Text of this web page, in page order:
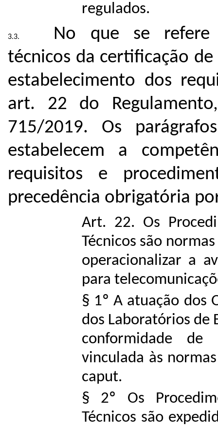
regulados.
No que se refere
técnicos da certificação
estabelecimento dos
art. 22 do
715/2019. Os
estabelecem a
requisitos e
precedência obrigatória
Art. 22. Os
Técnicos são
operacionalizar a
para
§ 1º A atuação dos
dos Laboratórios de
conformidade de
vinculada às
caput.
§ 2º Os
Técnicos são